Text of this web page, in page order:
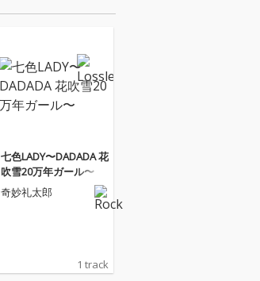
七色LADY〜DADADA 花
吹雪20万年ガール〜
奇妙礼太郎
1 track